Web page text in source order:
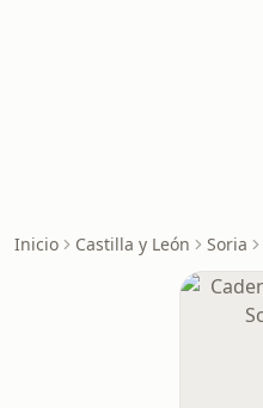
Inicio Castilla y León Soria